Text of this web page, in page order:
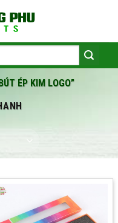
ÉP KIM LOGO”